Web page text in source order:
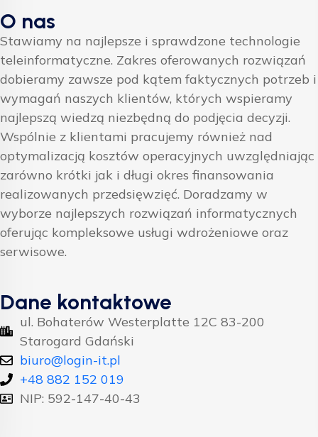
O nas
Stawiamy na najlepsze i sprawdzone technologie
teleinformatyczne. Zakres oferowanych rozwiązań
dobieramy zawsze pod kątem faktycznych potrzeb i
wymagań naszych klientów, których wspieramy
najlepszą wiedzą niezbędną do podjęcia decyzji.
Wspólnie z klientami pracujemy również nad
optymalizacją kosztów operacyjnych uwzględniając
zarówno krótki jak i długi okres finansowania
realizowanych przedsięwzięć. Doradzamy w
wyborze najlepszych rozwiązań informatycznych
oferując kompleksowe usługi wdrożeniowe oraz
serwisowe.
Dane kontaktowe
ul. Bohaterów Westerplatte 12C 83-200
Starogard Gdański
biuro@login-it.pl
+48 882 152 019
NIP: 592-147-40-43